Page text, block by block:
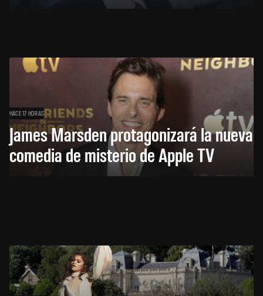
HACE 17 HORAS
James Marsden protagonizará la nueva
comedia de misterio de Apple TV